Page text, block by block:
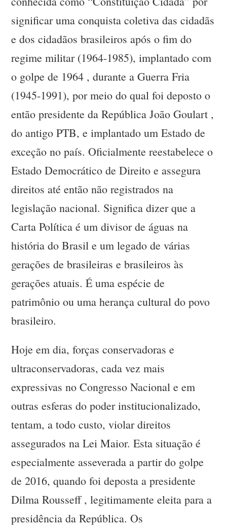
significar uma conquista coletiva das cidadãs
e dos cidadãos brasileiros após o fim do
regime militar (1964-1985), implantado com
o golpe de 1964 , durante a Guerra Fria
(1945-1991), por meio do qual foi deposto o
então presidente da República João Goulart ,
do antigo PTB, e implantado um Estado de
exceção no país. Oficialmente reestabelece o
Estado Democrático de Direito e assegura
direitos até então não registrados na
legislação nacional. Significa dizer que a
Carta Política é um divisor de águas na
história do Brasil e um legado de várias
gerações de brasileiras e brasileiros às
gerações atuais. É uma espécie de
patrimônio ou uma herança cultural do povo
brasileiro.
Hoje em dia, forças conservadoras e
ultraconservadoras, cada vez mais
expressivas no Congresso Nacional e em
outras esferas do poder institucionalizado,
tentam, a todo custo, violar direitos
assegurados na Lei Maior. Esta situação é
especialmente asseverada a partir do golpe
de 2016, quando foi deposta a presidente
Dilma Rousseff , legitimamente eleita para a
presidência da República. Os